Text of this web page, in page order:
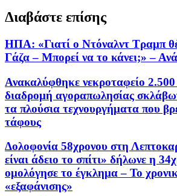
Διαβάστε επίσης
ΗΠΑ: «Γιατί ο Ντόναλντ Τραμπ
Γάζα – Μπορεί να το κάνει;» –
Ανακαλύφθηκε νεκροταφείο
διαδρομή αγοραπωλησίας
τα πλούσια τεχνουργήματα που
τάφους
Δολοφονία 58χρονου στη
είναι άδειο το σπίτι» δήλωνε η
ομολόγησε το έγκλημα – Το
«εξαφάνισης»